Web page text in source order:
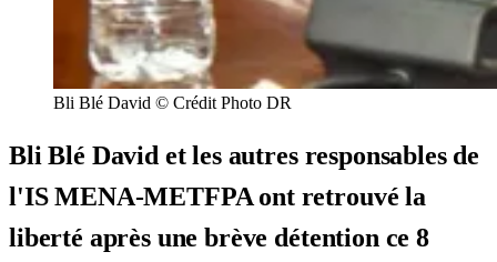
Bli Blé David © Crédit Photo DR
Bli Blé David et les autres responsables de
l'IS MENA-METFPA ont retrouvé la
liberté après une brève détention ce 8